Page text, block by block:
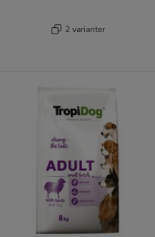
2 varianter